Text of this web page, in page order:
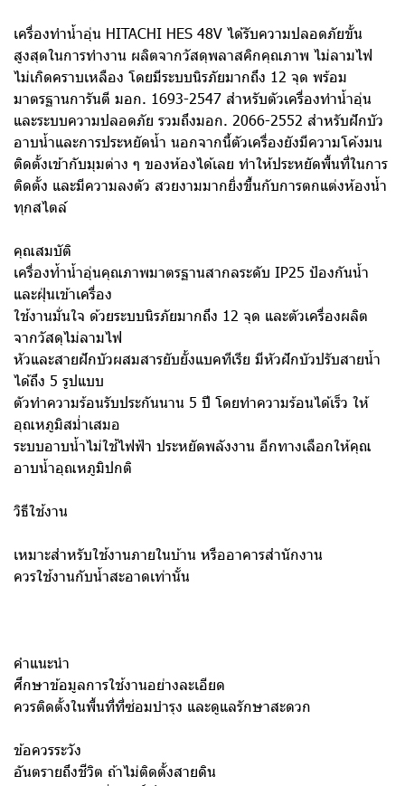
เครื่องทำน้ำอุ่น HITACHI HES 48V ได้รับความปลอดภัยขั้น
สูงสุดในการทำงาน ผลิตจากวัสดุพลาสคิกคุณภาพ ไม่ลามไฟ
ไม่เกิดคราบเหลือง โดยมีระบบนิรภัยมากถึง 12 จุด พร้อม
มาตรฐานการันตี มอก. 1693-2547 สำหรับตัวเครื่องทำน้ำอุ่น
และระบบความปลอดภัย รวมถึงมอก. 2066-2552 สำหรับฝักบัว
อาบน้ำและการประหยัดน้ำ นอกจากนี้ตัวเครื่องยังมีความโค้งมน
ติดตั้งเข้ากับมุมต่าง ๆ ของห้องได้เลย ทำให้ประหยัดพื้นที่ในการ
ติดตั้ง และมีความลงตัว สวยงามมากยิ่งขึ้นกับการตกแต่งห้องน้ำ
ทุกสไตล์
คุณสมบัติ
เครื่องท้ำน้ำอุ่นคุณภาพมาตรฐานสากลระดับ IP25 ป้องกันน้ำ
และฝุ่นเข้าเครื่อง
ใช้งานมั่นใจ ด้วยระบบนิรภัยมากถึง 12 จุด และตัวเครื่องผลิต
จากวัสดุไม่ลามไฟ
หัวและสายฝักบัวผสมสารยับยั้งแบคทีเรีย มีหัวฝักบัวปรับสายน้ำ
ได้ถึง 5 รูปแบบ
ตัวทำความร้อนรับประกันนาน 5 ปี โดยทำความร้อนได้เร็ว ให้
อุณหภูมิสม่ำเสมอ
ระบบอาบน้ำไม่ใช้ไฟฟ้า ประหยัดพลังงาน อีกทางเลือกให้คุณ
อาบน้ำอุณหภูมิปกติ
วิธีใช้งาน
เหมาะสำหรับใช้งานภายในบ้าน หรืออาคารสำนักงาน
ควรใช้งานกับน้ำสะอาดเท่านั้น
คำแนะนำ
ศึกษาข้อมูลการใช้งานอย่างละเอียด
ควรติดตั้งในพื้นที่ที่ซ่อมบำรุง และดูแลรักษาสะดวก
ข้อควรระวัง
อันตรายถึงชีวิต ถ้าไม่ติดตั้งสายดิน